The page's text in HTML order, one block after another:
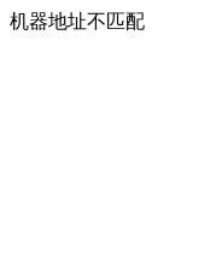
机器地址不匹配